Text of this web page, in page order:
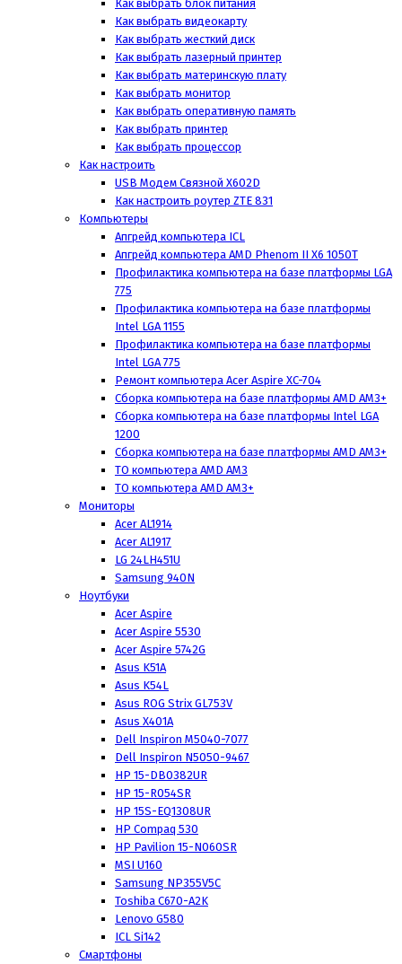
Как выбрать блок питания
Как выбрать видеокарту
Как выбрать жесткий диск
Как выбрать лазерный принтер
Как выбрать материнскую плату
Как выбрать монитор
Как выбрать оперативную память
Как выбрать принтер
Как выбрать процессор
Как настроить
USB Модем Связной X602D
Как настроить роутер ZTE 831
Компьютеры
Апгрейд компьютера ICL
Апгрейд компьютера AMD Phenom II X6 1050T
Профилактика компьютера на базе платформы LGA
775
Профилактика компьютера на базе платформы
Intel LGA 1155
Профилактика компьютера на базе платформы
Intel LGA 775
Ремонт компьютера Acer Aspire XC-704
Сборка компьютера на базе платформы AMD AM3+
Сборка компьютера на базе платформы Intel LGA
1200
Сборка компьютера на базе платформы AMD AM3+
ТО компьютера AMD AM3
ТО компьютера AMD AM3+
Мониторы
Acer AL1914
Acer AL1917
LG 24LH451U
Samsung 940N
Ноутбуки
Acer Aspire
Acer Aspire 5530
Acer Aspire 5742G
Asus K51A
Asus K54L
Asus ROG Strix GL753V
Asus X401A
Dell Inspiron M5040-7077
Dell Inspiron N5050-9467
HP 15-DB0382UR
HP 15-R054SR
HP 15S-EQ1308UR
HP Compaq 530
HP Pavilion 15-N060SR
MSI U160
Samsung NP355V5C
Toshiba C670-A2K
Lenovo G580
ICL Si142
Смартфоны